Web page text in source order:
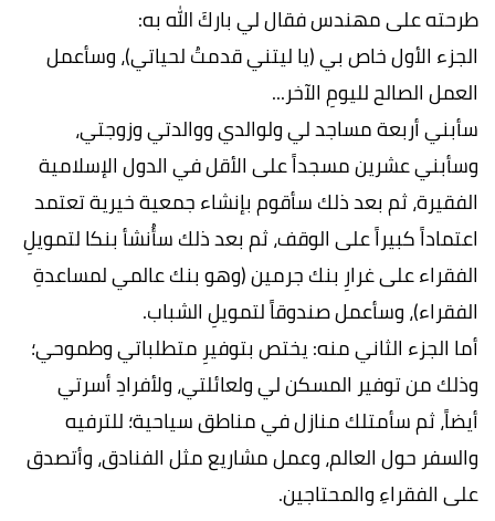
طرحته على مھندس فقال لي باركَ الله به:
الجزء الأول خاص بي (یا لیتني قدمتُ لحیاتي)، وسأعمل
العمل الصالح للیومِ الآخر...
سأبني أربعة مساجد لي ولوالدي ووالدتي وزوجتي،
وسأبني عشرین مسجداً على الأقل في الدول الإسلامیة
الفقیرة، ثم بعد ذلك سأقوم بإنشاء جمعیة خیریة تعتمد
اعتماداً كبیراً على الوقف، ثم بعد ذلك سأُنشأ بنكا لتمویلِ
الفقراء على غرارِ بنك جرمین (وھو بنك عالمي لمساعدةِ
الفقراء)، وسأعمل صندوقاً لتمویلِ الشباب.
أما الجزء الثاني منه: یختص بتوفیرِ متطلباتي وطموحي؛
وذلك من توفیر المسكن لي ولعائلتي، ولأفرادِ أسرتي
أیضاً، ثم سأمتلك منازل في مناطق سیاحیة؛ للترفیه
والسفر حول العالم، وعمل مشاریع مثل الفنادق، وأتصدق
على الفقراءِ والمحتاجین.